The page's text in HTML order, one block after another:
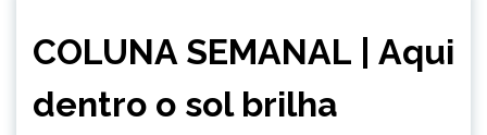
COLUNAS
COLUNA SEMANAL | Aqui
dentro o sol brilha